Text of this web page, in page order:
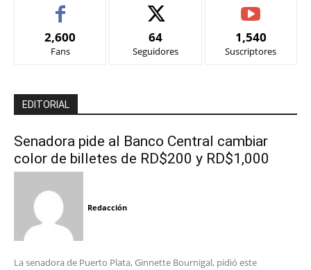
2,600
Fans
64
Seguidores
1,540
Suscriptores
EDITORIAL
Senadora pide al Banco Central cambiar
color de billetes de RD$200 y RD$1,000
Redacción
La senadora de Puerto Plata, Ginnette Bournigal, pidió este